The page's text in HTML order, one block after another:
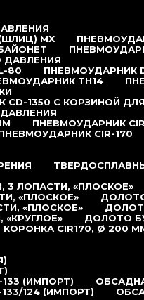
МХ
ДАВЛЕНИЯ
80
ПНЕВМОУДАРНИК
TH14
CD-1350 С КОРЗИНОЙ
ПНЕВМОУДАРНИК
CIR-170
3 ЛОПАСТИ, «ПЛОСКОЕ»
«ПЛОСКОЕ»
«ПЛОСКОЕ»
«КРУГЛОЕ»
ДОЛОТО
КОРОНКА CIR170, Ø 200
(ИМПОРТ)
124 (ИМПОРТ)